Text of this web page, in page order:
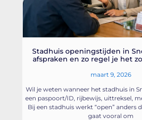
Stadhuis openingstijden in
afspraken en zo regel je het
maart 9, 2026
Wil je weten wanneer het stadhuis in
een paspoort/ID, rijbewijs, uittreksel,
Bij een stadhuis werkt “open” anders
gaat vooral om